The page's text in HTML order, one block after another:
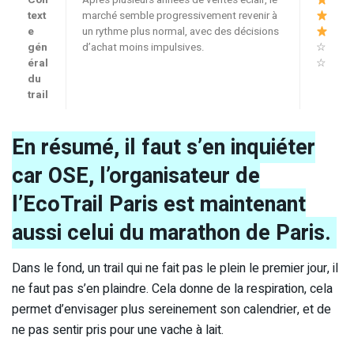
text
e
gén
éral
du
trail
marché semble progressivement revenir à
un rythme plus normal, avec des décisions
d’achat moins impulsives.
☆
☆
En résumé, il faut s’en inquiéter
car OSE, l’organisateur de
l’EcoTrail Paris est maintenant
aussi celui du marathon de Paris.
Dans le fond, un trail qui ne fait pas le plein le premier jour, il
ne faut pas s’en plaindre. Cela donne de la respiration, cela
permet d’envisager plus sereinement son calendrier, et de
ne pas sentir pris pour une vache à lait.